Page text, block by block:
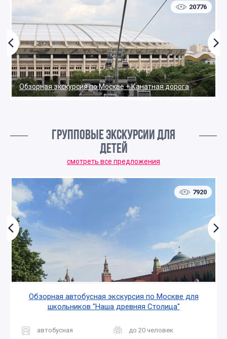
20776
Обзорная экскурсия по Москве + Канатная дорога
ГРУППОВЫЕ ЭКСКУРСИИ ДЛЯ
ДЕТЕЙ
смотреть все предложения
7920
Обзорная автобусная экскурсия по Москве для
школьников "Наша древняя Столица"
автобусная
до 20 человек